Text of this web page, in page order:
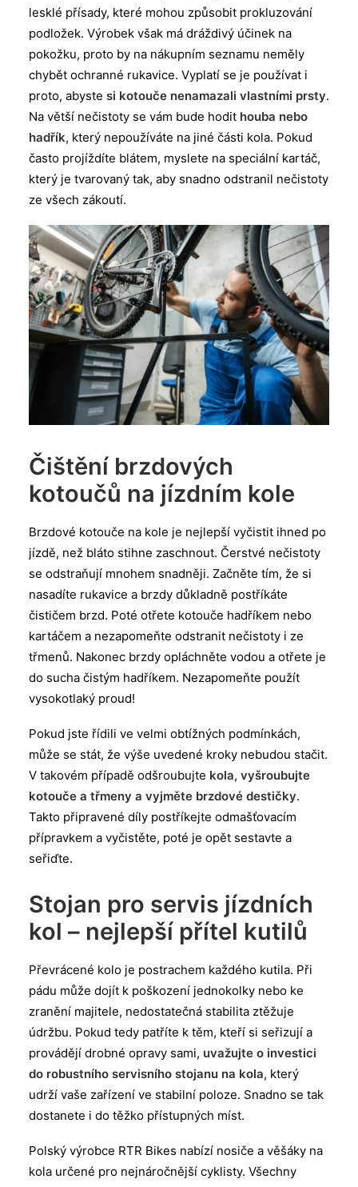
lesklé přísady, které mohou způsobit prokluzování
podložek. Výrobek však má dráždivý účinek na
pokožku, proto by na nákupním seznamu neměly
chybět ochranné rukavice. Vyplatí se je používat i
proto, abyste si kotouče nenamazali vlastními prsty.
Na větší nečistoty se vám bude hodit houba nebo
hadřík, který nepoužíváte na jiné části kola. Pokud
často projíždíte blátem, myslete na speciální kartáč,
který je tvarovaný tak, aby snadno odstranil nečistoty
ze všech zákoutí.
Čištění brzdových
kotoučů na jízdním kole
Brzdové kotouče na kole je nejlepší vyčistit ihned po
jízdě, než bláto stihne zaschnout. Čerstvé nečistoty
se odstraňují mnohem snadněji. Začněte tím, že si
nasadíte rukavice a brzdy důkladně postříkáte
čističem brzd. Poté otřete kotouče hadříkem nebo
kartáčem a nezapomeňte odstranit nečistoty i ze
třmenů. Nakonec brzdy opláchněte vodou a otřete je
do sucha čistým hadříkem. Nezapomeňte použít
vysokotlaký proud!
Pokud jste řídili ve velmi obtížných podmínkách,
může se stát, že výše uvedené kroky nebudou stačit.
V takovém případě odšroubujte kola, vyšroubujte
kotouče a třmeny a vyjměte brzdové destičky.
Takto připravené díly postříkejte odmašťovacím
přípravkem a vyčistěte, poté je opět sestavte a
seřiďte.
Stojan pro servis jízdních
kol – nejlepší přítel kutilů
Převrácené kolo je postrachem každého kutila. Při
pádu může dojít k poškození jednokolky nebo ke
zranění majitele, nedostatečná stabilita ztěžuje
údržbu. Pokud tedy patříte k těm, kteří si seřizují a
provádějí drobné opravy sami, uvažujte o investici
do robustního servisního stojanu na kola, který
udrží vaše zařízení ve stabilní poloze. Snadno se tak
dostanete i do těžko přístupných míst.
Polský výrobce RTR Bikes nabízí nosiče a věšáky na
kola určené pro nejnáročnější cyklisty. Všechny